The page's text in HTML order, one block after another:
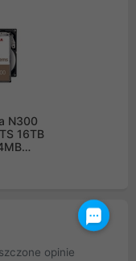
N300
16TB
opinie